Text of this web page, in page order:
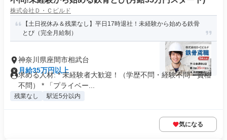
株式会社Ｄ・Ｃビルド
【土日祝休み＆残業なし】平日17時退社！未経験から始める鉄骨
とび（完全月給制）
神奈川県座間市相武台
月給35万円以上
求める人材: * 未経験者大歓迎！（学歴不問・経験不問・資格
不問） * 「プライベー...
残業なし 駅近5分以内
気になる